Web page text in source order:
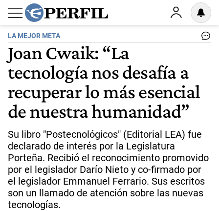
LA MEJOR META
Joan Cwaik: “La
tecnología nos desafía a
recuperar lo más esencial
de nuestra humanidad”
Su libro "Postecnológicos" (Editorial LEA) fue
declarado de interés por la Legislatura
Porteña. Recibió el reconocimiento promovido
por el legislador Darío Nieto y co-firmado por
el legislador Emmanuel Ferrario. Sus escritos
son un llamado de atención sobre las nuevas
tecnologías.